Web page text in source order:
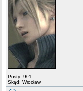
Posty: 901
Skąd: Wrocław